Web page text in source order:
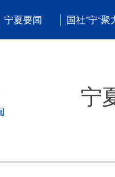
宁夏要闻 国社”宁“聚
宁